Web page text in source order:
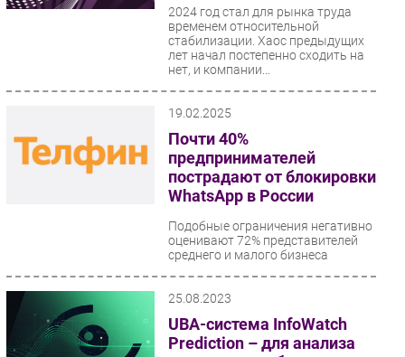
Рынок ПК
Outsourcing
Кадры
Инновации
CIO/Управление ИТ
Гаджеты
2024 год стал для рынка труда
временем относительной
стабилизации. Хаос предыдущих
лет начал постепенно сходить на
нет, и компании...
19.02.2025
Почти 40%
предпринимателей
пострадают от блокировки
WhatsApp в России
Подобные ограничения негативно
оценивают 72% представителей
среднего и малого бизнеса
25.08.2023
UBA-система InfoWatch
Prediction – для анализа